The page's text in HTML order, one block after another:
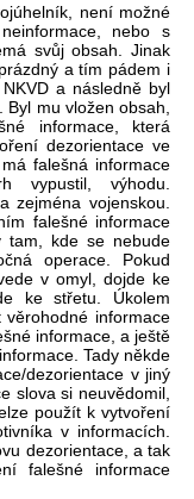
není možné
nebo s
svůj obsah. Jinak
a tím pádem i
a následně byl
mu vložen obsah,
informace, která
dezorientace ve
falešná informace
vypustil, výhodu.
zejména vojenskou.
falešné informace
tam, kde se nebude
operace. Pokud
v omyl, dojde ke
ke střetu. Úkolem
věrohodné informace
informace, a ještě
Tady někde
dezorientace v jiný
slova si neuvědomil,
použít k vytvoření
v informacích.
dezorientace, a tak
falešné informace